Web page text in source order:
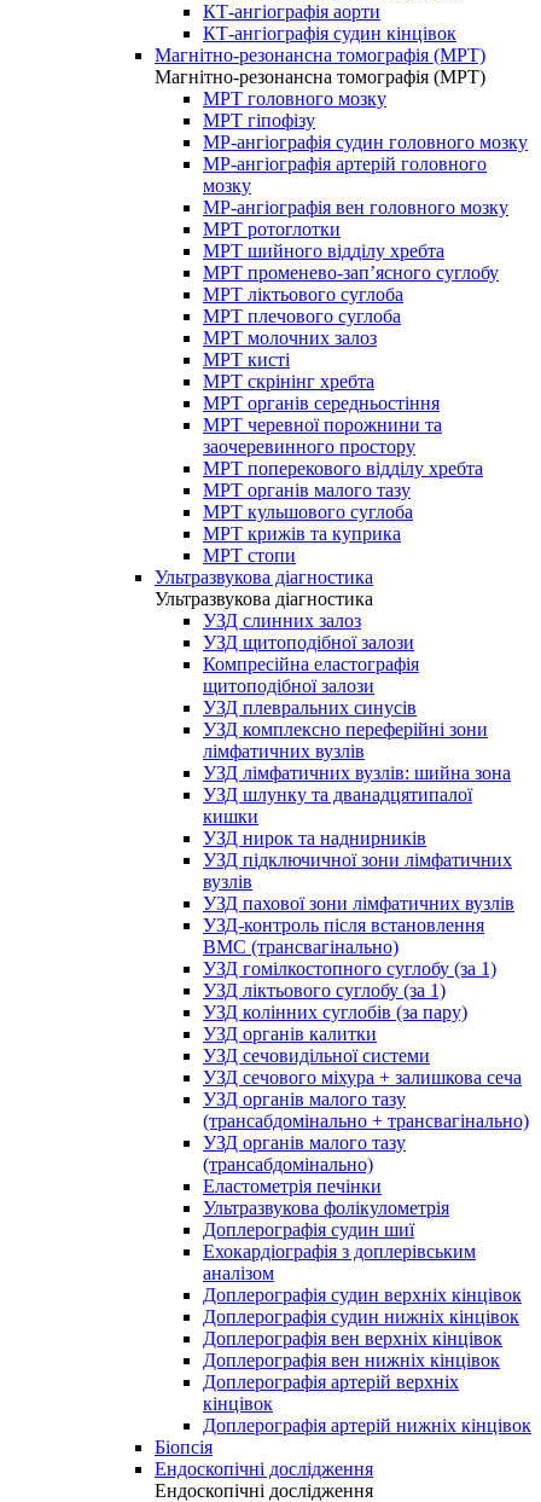
КТ-ангіографія аорти
КТ-ангіографія судин кінцівок
Магнітно-резонансна томографія (МРТ)
Магнітно-резонансна томографія (МРТ)
МРТ головного мозку
МРТ гіпофізу
МР-ангіографія судин головного мозку
МР-ангіографія артерій головного
мозку
МР-ангіографія вен головного мозку
МРТ ротоглотки
МРТ шийного відділу хребта
МРТ променево-зап’ясного суглобу
МРТ ліктьового суглоба
МРТ плечового суглоба
МРТ молочних залоз
МРТ кисті
МРТ скрінінг хребта
МРТ органів середньостіння
МРТ черевної порожнини та
заочеревинного простору
МРТ поперекового відділу хребта
МРТ органів малого тазу
МРТ кульшового суглоба
МРТ крижів та куприка
МРТ стопи
Ультразвукова діагностика
Ультразвукова діагностика
УЗД слинних залоз
УЗД щитоподібної залози
Компресійна еластографія
щитоподібної залози
УЗД плевральних синусів
УЗД комплексно переферійні зони
лімфатичних вузлів
УЗД лімфатичних вузлів: шийна зона
УЗД шлунку та дванадцятипалої
кишки
УЗД нирок та наднирників
УЗД підключичної зони лімфатичних
вузлів
УЗД пахової зони лімфатичних вузлів
УЗД-контроль після встановлення
ВМС (трансвагінально)
УЗД гомілкостопного суглобу (за 1)
УЗД ліктьового суглобу (за 1)
УЗД колінних суглобів (за пару)
УЗД органів калитки
УЗД сечовидільної системи
УЗД сечового міхура + залишкова сеча
УЗД органів малого тазу
(трансабдомінально + трансвагінально)
УЗД органів малого тазу
(трансабдомінально)
Еластометрія печінки
Ультразвукова фолікулометрія
Доплерографія судин шиї
Ехокардіографія з доплерівським
аналізом
Доплерографія судин верхніх кінцівок
Доплерографія судин нижніх кінцівок
Доплерографія вен верхніх кінцівок
Доплерографія вен нижніх кінцівок
Доплерографія артерій верхніх
кінцівок
Доплерографія артерій нижніх кінцівок
Біопсія
Ендоскопічні дослідження
Ендоскопічні дослідження